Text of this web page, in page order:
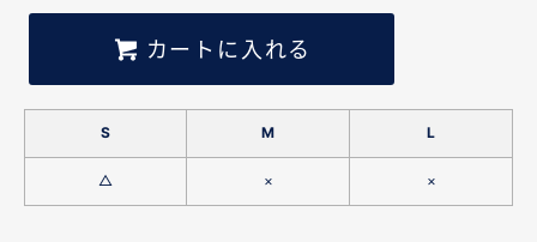
カートに入れる
S M L
△ × ×